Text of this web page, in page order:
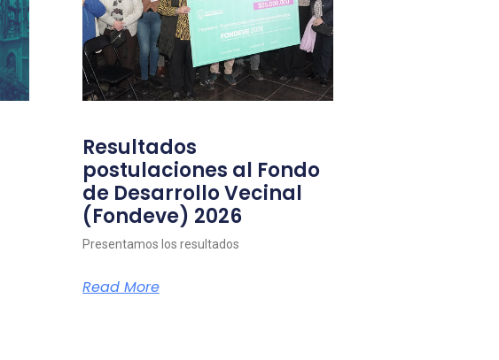
Resultados
postulaciones al Fondo
de Desarrollo Vecinal
(Fondeve) 2026
Presentamos los resultados
Read More